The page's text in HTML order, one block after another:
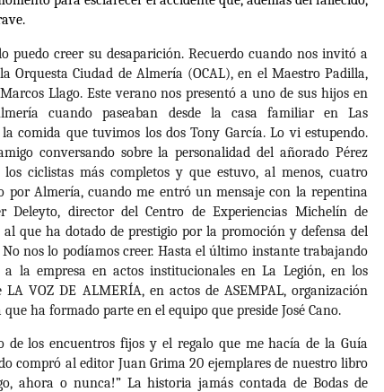
puedo creer su desaparición. Recuerdo cuando nos invitó a
Orquesta Ciudad de Almería (OCAL), en el Maestro Padilla,
Llago. Este verano nos presentó a uno de sus hijos en
cuando paseaban desde la casa familiar en Las
comida que tuvimos los dos Tony García. Lo vi estupendo.
conversando sobre la personalidad del añorado Pérez
los ciclistas más completos y que estuvo, al menos, cuatro
por Almería, cuando me entró un mensaje con la repentina
Deleyto, director del Centro de Experiencias Michelín de
que ha dotado de prestigio por la promoción y defensa del
nos lo podíamos creer. Hasta el último instante trabajando
a la empresa en actos institucionales en La Legión, en los
VOZ DE ALMERÍA, en actos de ASEMPAL, organización
ha formado parte en el equipo que preside José Cano.
de los encuentros fijos y el regalo que me hacía de la Guía
compró al editor Juan Grima 20 ejemplares de nuestro libro
ahora o nunca!” La historia jamás contada de Bodas de